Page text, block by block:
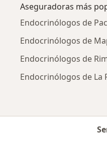
Aseguradoras más
Endocrinólogos de
Endocrinólogos de
Endocrinólogos de
Endocrinólogos de La